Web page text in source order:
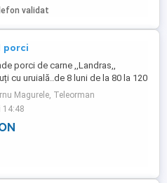
validat
porci
porci de carne ,,Landras,,
cu uruială..de 8 luni de la 80 la 120
carcasă ,jumătăți sau
Turnu Măgurele
Magurele, Teleorman
14:48